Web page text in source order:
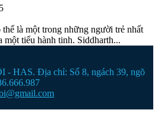
là một trong những người trẻ nhất
một tiểu hành tinh. Siddharth...
HAS. Địa chỉ: Số 8, ngách 39, ngõ